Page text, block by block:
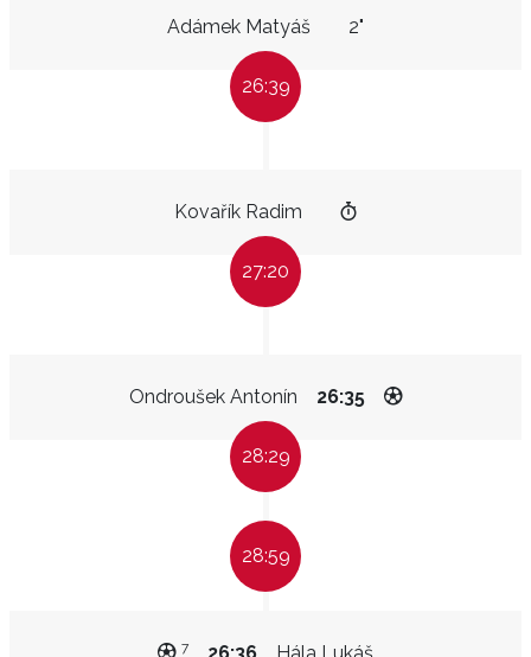
Adámek Matyáš 2"
26:39
Kovařík Radim
27:20
Ondroušek Antonín 26:35
28:29
28:59
7